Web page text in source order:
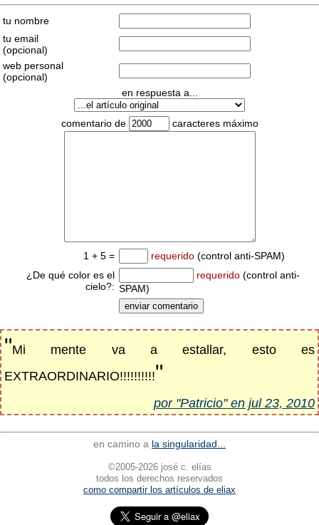
tu nombre
tu email
(opcional)
web personal
(opcional)
en respuesta a...
comentario de caracteres máximo
1 + 5 = requerido (control anti-SPAM)
¿De qué color es el
cielo?:
requerido (control anti-
SPAM)
"Mi mente va a estallar, esto es
EXTRAORDINARIO!!!!!!!!!!"
por "Patricio" en jul 23, 2010
en camino a la singularidad...
©2005-2026 josé c. elías
todos los derechos reservados
como compartir los artículos de eliax